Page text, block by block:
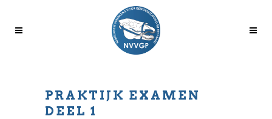
PRAKTIJK EXAMEN
DEEL 1